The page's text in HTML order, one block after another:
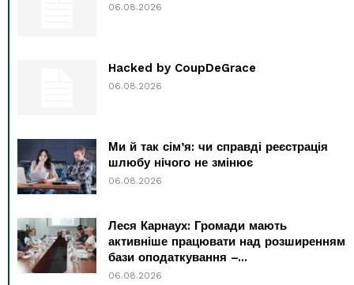
06.08.2026
Hacked by CoupDeGrace
06.08.2026
Ми й так сім’я: чи справді реєстрація
шлюбу нічого не змінює
06.08.2026
Леся Карнаух: Громади мають
активніше працювати над розширенням
бази оподаткування –...
06.08.2026